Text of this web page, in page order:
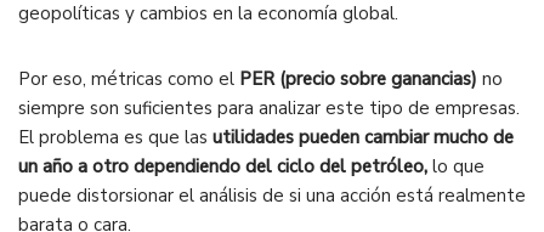
geopolíticas y cambios en la economía global.
Por eso, métricas como el PER (precio sobre ganancias) no
siempre son suficientes para analizar este tipo de empresas.
El problema es que las utilidades pueden cambiar mucho de
un año a otro dependiendo del ciclo del petróleo, lo que
puede distorsionar el análisis de si una acción está realmente
barata o cara.